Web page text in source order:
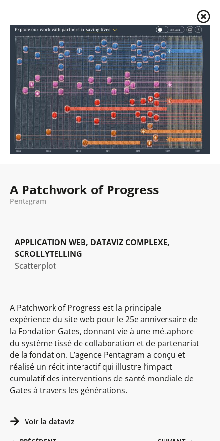
A Patchwork of Progress
Pentagram
APPLICATION WEB, DATAVIZ COMPLEXE,
SCROLLYTELLING
Scatterplot
A Patchwork of Progress est la principale
expérience du site web pour le 25e anniversaire de
la Fondation Gates, donnant vie à une métaphore
du système tissé de collaboration et de partenariat
de la fondation. L’agence Pentagram a conçu et
réalisé un récit interactif qui illustre l’impact
cumulatif des interventions de santé mondiale de
Gates à travers les générations.
Voir la dataviz